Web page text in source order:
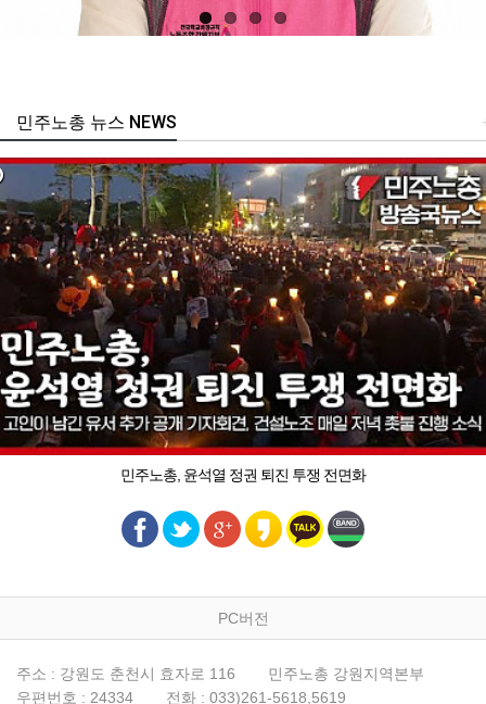
주노총 뉴스 NEWS
민주노총, 윤석열 정권 퇴진 투쟁 전면화
PC버전
주소 : 강원도 춘천시 효자로 116
민주노총 강원지역본부
우편번호 : 24334
전화 : 033)261-5618,5619